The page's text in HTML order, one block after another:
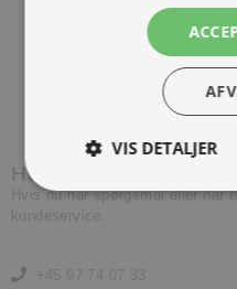
Har du brug for hjælp?
Hvis du har spørgsmål eller
kundeservice.
VIS DETALJER